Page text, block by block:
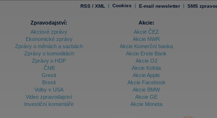
RSS / XML | Cookies | E-mail newsletter | SMS
Zpravodajství:
Akciové zprávy
Ekonomické zprávy
Zprávy o měnách a sazbách
Zprávy o komoditách
Zprávy o HDP
ČNB
Grexit
Brexit
Volby v USA
Video zpravodajství
Investiční komentáře
Akcie:
Akcie ČEZ
Akcie NWR
Akcie Komerční banka
Akcie Erste Bank
Akcie O2
Akcie Kofola
Akcie Apple
Akcie Facebook
Akcie BMW
Akcie GE
Akcie Moneta